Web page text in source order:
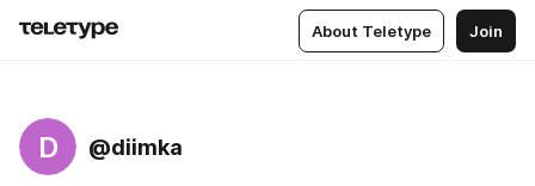
About Teletype Join
D @diimka